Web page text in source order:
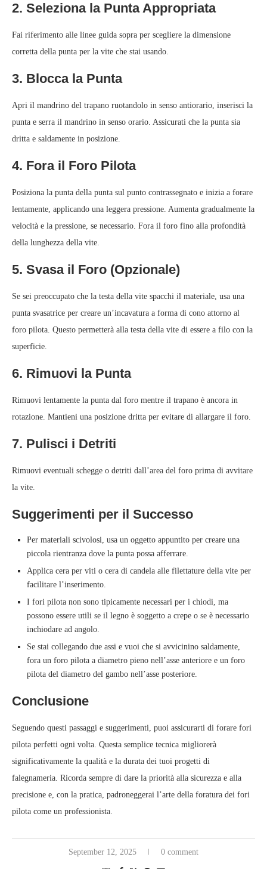
2. Seleziona la Punta Appropriata
Fai riferimento alle linee guida sopra per scegliere la dimensione
corretta della punta per la vite che stai usando.
3. Blocca la Punta
Apri il mandrino del trapano ruotandolo in senso antiorario, inserisci la
punta e serra il mandrino in senso orario. Assicurati che la punta sia
dritta e saldamente in posizione.
4. Fora il Foro Pilota
Posiziona la punta della punta sul punto contrassegnato e inizia a forare
lentamente, applicando una leggera pressione. Aumenta gradualmente la
velocità e la pressione, se necessario. Fora il foro fino alla profondità
della lunghezza della vite.
5. Svasa il Foro (Opzionale)
Se sei preoccupato che la testa della vite spacchi il materiale, usa una
punta svasatrice per creare un’incavatura a forma di cono attorno al
foro pilota. Questo permetterà alla testa della vite di essere a filo con la
superficie.
6. Rimuovi la Punta
Rimuovi lentamente la punta dal foro mentre il trapano è ancora in
rotazione. Mantieni una posizione dritta per evitare di allargare il foro.
7. Pulisci i Detriti
Rimuovi eventuali schegge o detriti dall’area del foro prima di avvitare
la vite.
Suggerimenti per il Successo
Per materiali scivolosi, usa un oggetto appuntito per creare una
piccola rientranza dove la punta possa afferrare.
Applica cera per viti o cera di candela alle filettature della vite per
facilitare l’inserimento.
I fori pilota non sono tipicamente necessari per i chiodi, ma
possono essere utili se il legno è soggetto a crepe o se è necessario
inchiodare ad angolo.
Se stai collegando due assi e vuoi che si avvicinino saldamente,
fora un foro pilota a diametro pieno nell’asse anteriore e un foro
pilota del diametro del gambo nell’asse posteriore.
Conclusione
Seguendo questi passaggi e suggerimenti, puoi assicurarti di forare fori
pilota perfetti ogni volta. Questa semplice tecnica migliorerà
significativamente la qualità e la durata dei tuoi progetti di
falegnameria. Ricorda sempre di dare la priorità alla sicurezza e alla
precisione e, con la pratica, padroneggerai l’arte della foratura dei fori
pilota come un professionista.
September 12, 2025 0 comment